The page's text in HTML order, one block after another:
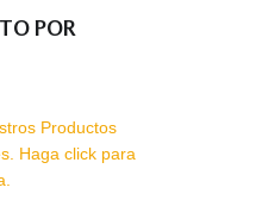
POR
Productos
Haga click para